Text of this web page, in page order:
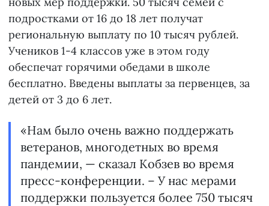
подростками от 16 до 18 лет получат
региональную выплату по 10 тысяч рублей.
Учеников 1-4 классов уже в этом году
обеспечат горячими обедами в школе
бесплатно. Введены выплаты за первенцев, за
детей от 3 до 6 лет.
«Нам было очень важно поддержать
ветеранов, многодетных во время
пандемии, — сказал Кобзев во время
пресс-конференции. – У нас мерами
поддержки пользуется более 750 тысяч